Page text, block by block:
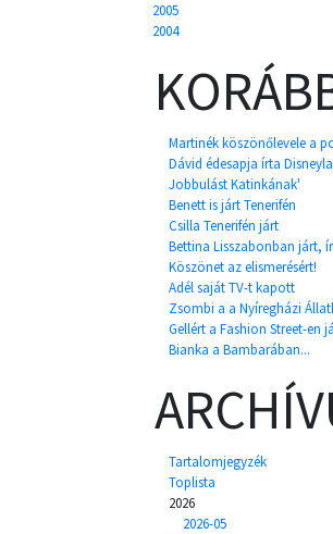
2005
2004
Martinék köszönőlevele a
Dávid édesapja írta
Jobbulást Katinkának'
Benett is járt Tenerifén
Csilla Tenerifén járt
Bettina Lisszabonban járt,
Köszönet az elismerésért!
Adél saját TV-t kapott
Zsombi a a Nyíregházi
Gellért a Fashion Street-en
Bianka a Bambarában...
Tartalomjegyzék
Toplista
2026
2026-05